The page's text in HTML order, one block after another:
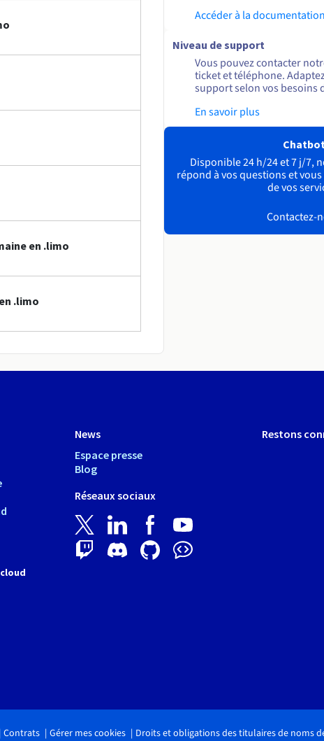
en .limo
.limo
Accéder à la documentation
Niveau de support
Vous pouvez contacter
ticket et téléphone.
support selon vos besoins
En savoir plus
Chatbot
Disponible 24 h/24 et 7 j/7,
répond à vos questions et
de vos
Contactez-
News
Espace presse
Blog
Réseaux sociaux
Restons
Contrats Gérer mes cookies Droits et obligations des titulaires de noms